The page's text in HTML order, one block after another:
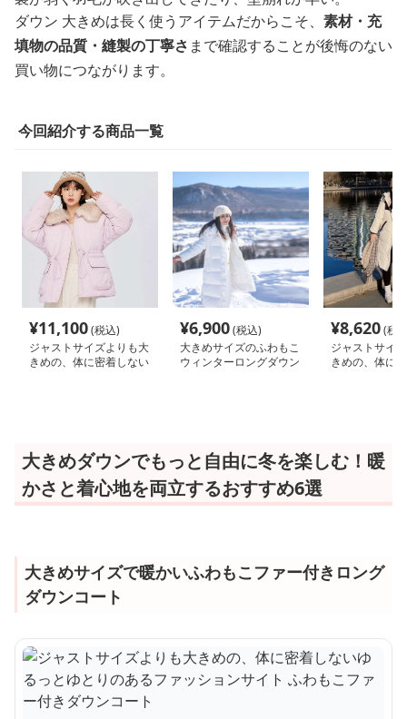
ダウン 大きめは長く使うアイテムだからこそ、 素材・充
填物の品質・縫製の丁寧さ まで確認することが後悔のない
買い物につながります。
今回紹介する商品一覧
¥11,100(税込)
ジャストサイズよりも大
きめの、体に密着しない
¥6,900(税込)
大きめサイズのふわもこ
ウィンターロングダウン
¥8,620(税
ジャストサイ
きめの、体に
大きめダウンでもっと自由に冬を楽しむ！暖
かさと着心地を両立するおすすめ6選
大きめサイズで暖かいふわもこファー付きロング
ダウンコート